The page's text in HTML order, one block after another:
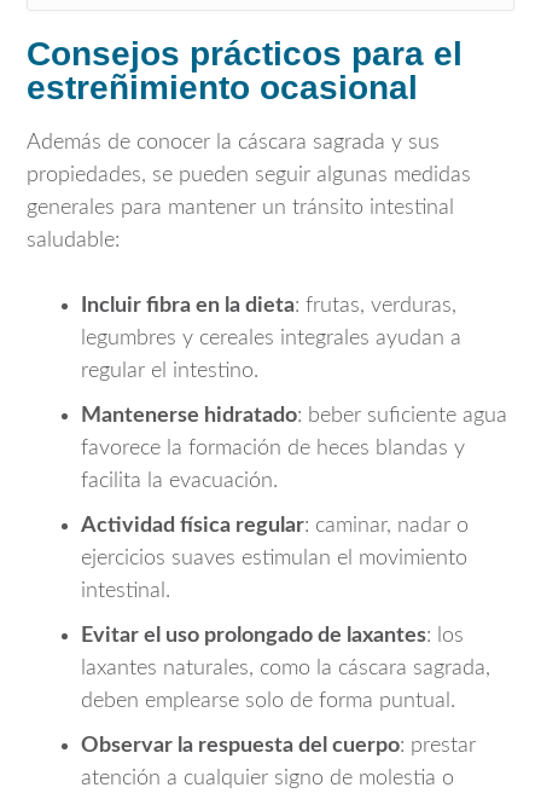
Consejos prácticos para el
estreñimiento ocasional
Además de conocer la cáscara sagrada y sus
propiedades, se pueden seguir algunas medidas
generales para mantener un tránsito intestinal
saludable:
Incluir fibra en la dieta: frutas, verduras,
legumbres y cereales integrales ayudan a
regular el intestino.
Mantenerse hidratado: beber suficiente agua
favorece la formación de heces blandas y
facilita la evacuación.
Actividad física regular: caminar, nadar o
ejercicios suaves estimulan el movimiento
intestinal.
Evitar el uso prolongado de laxantes: los
laxantes naturales, como la cáscara sagrada,
deben emplearse solo de forma puntual.
Observar la respuesta del cuerpo: prestar
atención a cualquier signo de molestia o